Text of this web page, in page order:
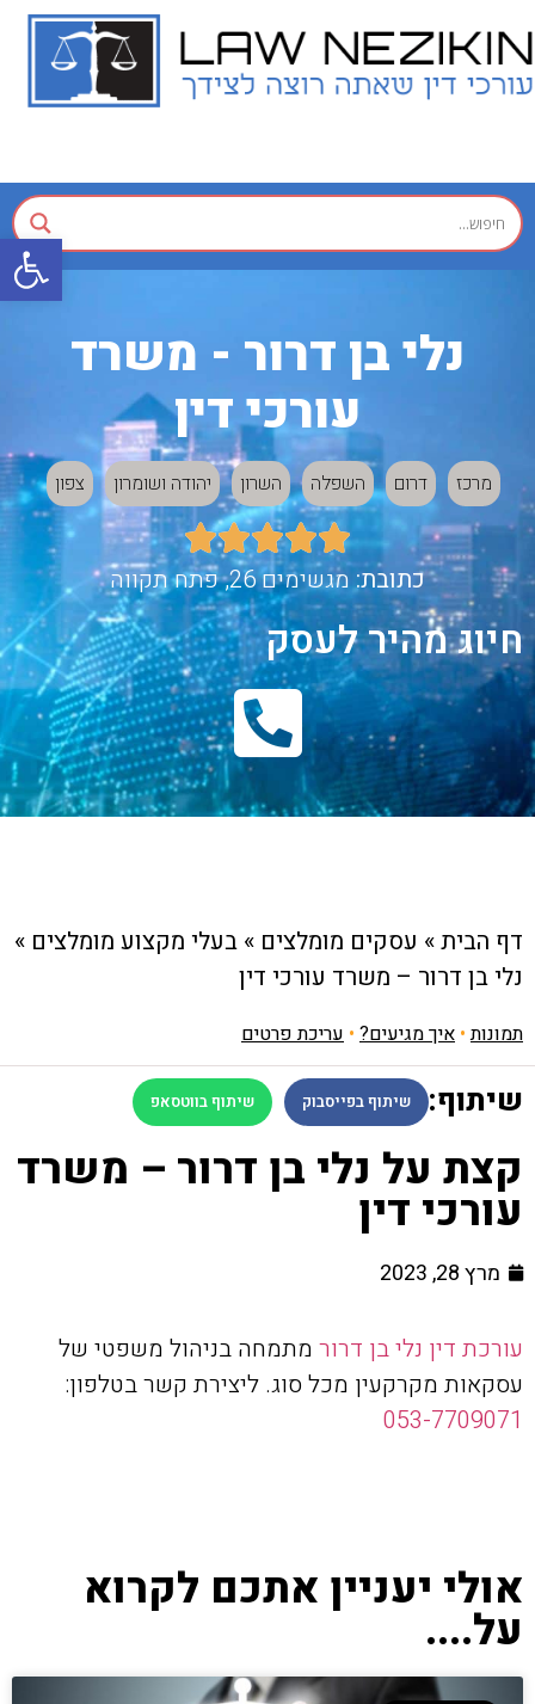
נלי בן דרור - משרד
עורכי דין
מרכז דרום השפלה השרון יהודה ושומרון צפון





כתובת:מגשימים 26, פתח תקווה
חיוג מהיר לעסק
דף הבית» עסקים מומלצים » בעלי מקצוע מומלצים »
נלי בן דרור – משרד עורכי דין
תמונות• איך מגיעים? • עריכת פרטים
שיתוף: שיתוף בפייסבוק שיתוף בווטסאפ
קצת על נלי בן דרור – משרד
עורכי דין
מרץ 28, 2023
עורכת דין נלי בן דרור מתמחה בניהול משפטי של
עסקאות מקרקעין מכל סוג. ליצירת קשר בטלפון:
053-7709071
אולי יעניין אתכם לקרוא
על....